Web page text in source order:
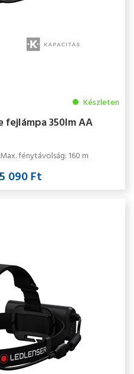
Készleten
fejlámpa 350lm AA
fénytávolság: 160 m
090 Ft